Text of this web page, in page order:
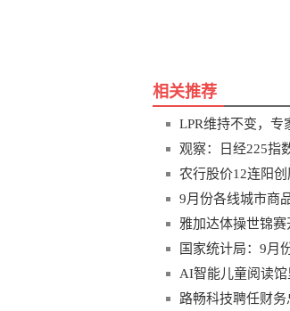
相关推荐
LPR维持不变，专
观察：日经225指
农行股价12连阳
9月份各线城市商
雅加达体操世锦
国家统计局：9月
AI智能儿童阅读
路畅科技聘任财